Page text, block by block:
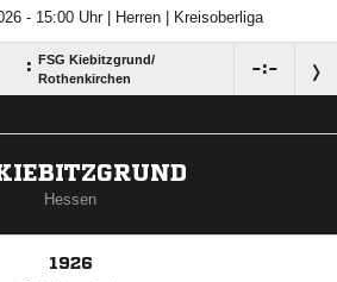
- 15:00 Uhr | Herren | Kreisoberliga
: FSG Kiebitzgrund/​
Rothenkirchen
:
Hessen
1926